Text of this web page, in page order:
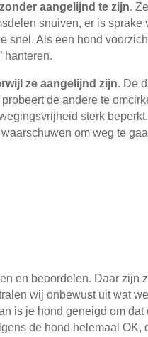
zonder aangelijnd te zijn.
snuiven, er is
Als een hond
hanteren.
ze aangelijnd zijn. De
de andere te
sterk
om weg te
en beoordelen. Daar zijn
wij onbewust uit wat
is je hond geneigd om
de hond helemaal